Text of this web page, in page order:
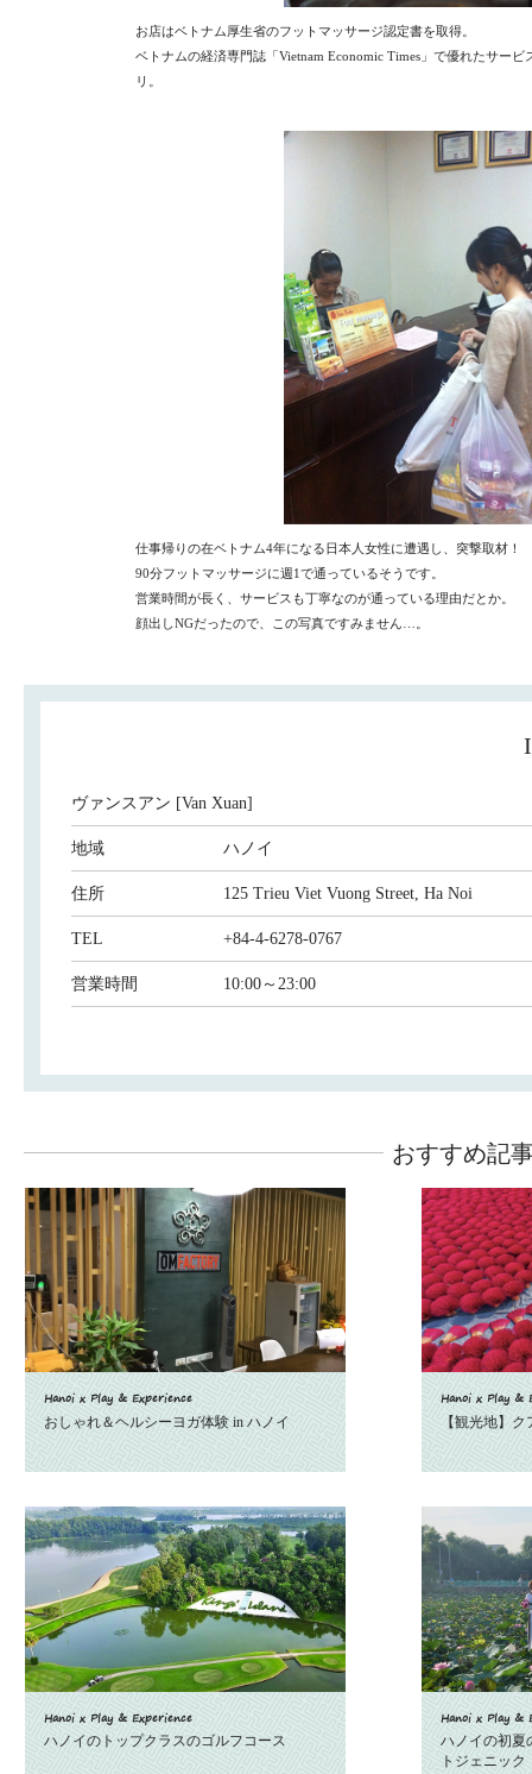
お店はベトナム厚生省のフットマッサージ認定書を取得。
ベトナムの経済専門誌「Vietnam Economic Times」で優れたサー
リ。
仕事帰りの在ベトナム4年になる日本人女性に遭遇し、突撃取材！
90分フットマッサージに週1で通っているそうです。
営業時間が長く、サービスも丁寧なのが通っている理由だとか。
顔出しNGだったので、この写真ですみません…。
ヴァンスアン [Van Xuan]
地域 ハノイ
住所 125 Trieu Viet Vuong Street, Ha Noi
TEL +84-4-6278-0767
営業時間 10:00～23:00
おすすめ記
Hanoi x Play & Experience
おしゃれ＆ヘルシーヨガ体験 in ハノイ
Hanoi x Play &
【観光地】
Hanoi x Play & Experience
ハノイのトップクラスのゴルフコース
Hanoi x Play &
ハノイの初
トジェニッ